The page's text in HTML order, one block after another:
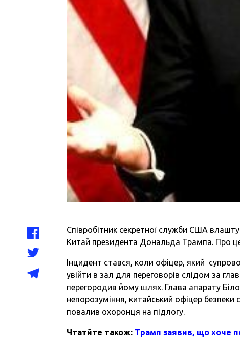
Співробітник секретної служби США
Китай президента Дональда Трампа. Про
Інцидент стався, коли офіцер, який
увійти в зал для переговорів слідом за
перегородив йому шлях. Глава апарату
непорозуміння, китайський офіцер безпеки
повалив охоронця на підлогу.
Чтатйте також: Трамп заявив, що хоче